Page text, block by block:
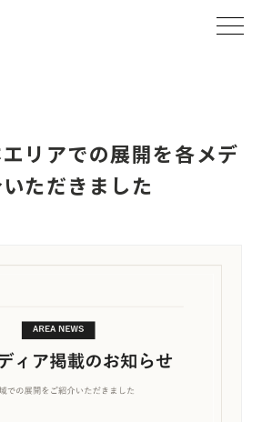
リアでの展開を各メデ
ただきました